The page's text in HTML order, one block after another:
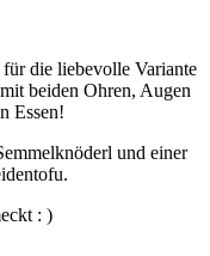
die liebevolle Variante
beiden Ohren, Augen
Essen!
und einer
: )